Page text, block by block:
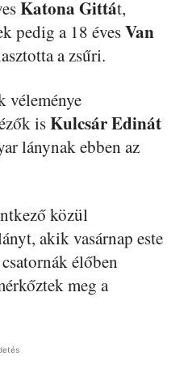
Katona Gittát,
pedig a 18 évesVan
a zsűri.
véleménye
isKulcsár Edinát
lánynak ebben az
közül
akik vasárnap este
élőben
meg a